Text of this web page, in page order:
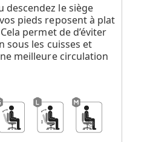
descendez le siège
pieds reposent à plat
permet de d’éviter
sous les cuisses et
meilleure circulation